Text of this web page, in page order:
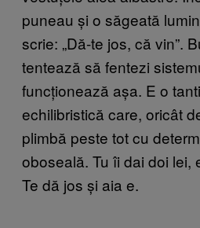
puneau și o săgeată
scrie: „Dă-te jos, că vin”.
tentează să fentezi
funcționează așa. E o
echilibristică care, oricât
plimbă peste tot cu
oboseală. Tu îi dai doi lei,
Te dă jos și aia e.